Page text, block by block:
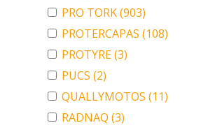
PRO TORK(903)
PROTERCAPAS (108)
PROTYRE(3)
PUCS (2)
QUALLYMOTOS (11)
RADNAQ (3)